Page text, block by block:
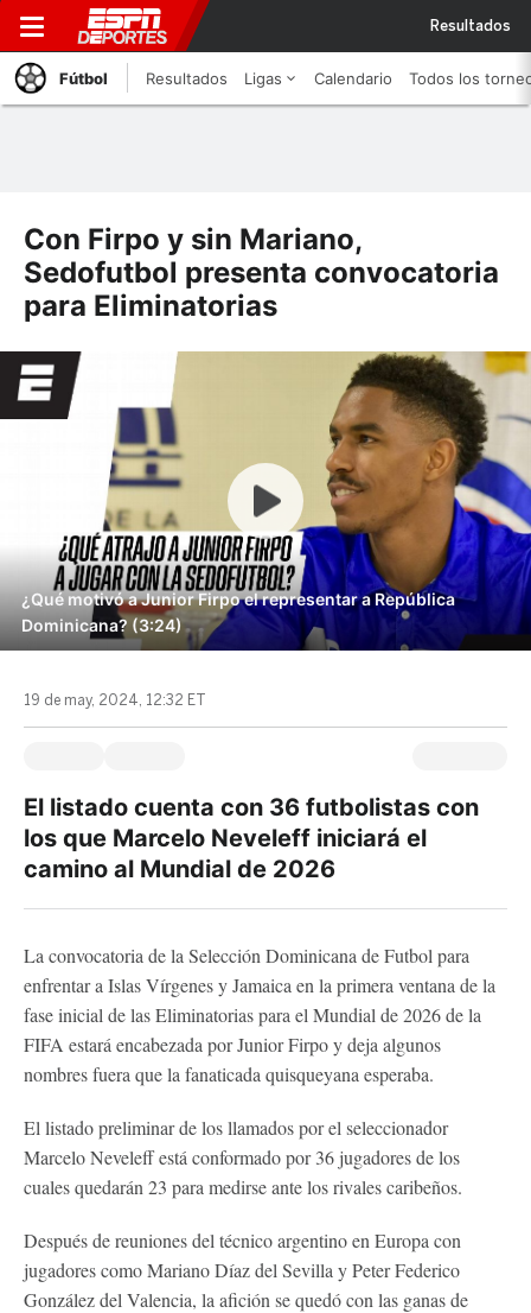
Resultados
Fútbol Resultados Ligas Calendario Todos los
Con Firpo y sin Mariano,
Sedofutbol presenta convocatoria
para Eliminatorias
¿Qué motivó a Junior Firpo el representar a República
Dominicana? (3:24)
19 de may, 2024, 12:32 ET
El listado cuenta con 36 futbolistas con
los que Marcelo Neveleff iniciará el
camino al Mundial de 2026
La convocatoria de la Selección Dominicana de Futbol para
enfrentar a Islas Vírgenes y Jamaica en la primera ventana de la
fase inicial de las Eliminatorias para el Mundial de 2026 de la
FIFA estará encabezada por Junior Firpo y deja algunos
nombres fuera que la fanaticada quisqueyana esperaba.
El listado preliminar de los llamados por el seleccionador
Marcelo Neveleff está conformado por 36 jugadores de los
cuales quedarán 23 para medirse ante los rivales caribeños.
Después de reuniones del técnico argentino en Europa con
jugadores como Mariano Díaz del Sevilla y Peter Federico
González del Valencia, la afición se quedó con las ganas de